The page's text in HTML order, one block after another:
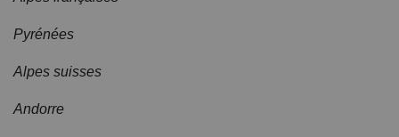
Pyrénées
Alpes suisses
Andorre